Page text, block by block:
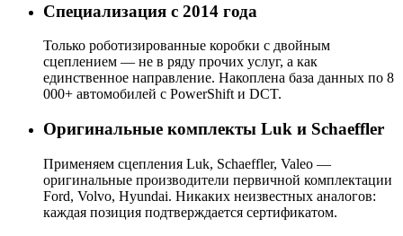
Специализация с 2014 года
Только роботизированные коробки с двойным
сцеплением — не в ряду прочих услуг, а как
единственное направление. Накоплена база данных по 8
000+ автомобилей с PowerShift и DCT.
Оригинальные комплекты Luk и Schaeffler
Применяем сцепления Luk, Schaeffler, Valeo —
оригинальные производители первичной комплектации
Ford, Volvo, Hyundai. Никаких неизвестных аналогов:
каждая позиция подтверждается сертификатом.